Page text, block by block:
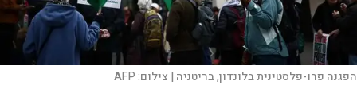
הפגנה פרו-פלסטינית בלונדון, בריטניה | צילום:AFP